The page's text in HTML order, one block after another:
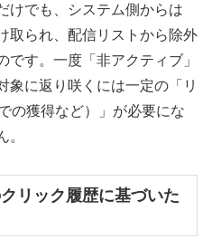
けでも、システム側からは
取られ、配信リストから除外
です。一度「非アクティブ」
象に返り咲くには一定の「リ
の獲得など）」が必要にな
。
リック履歴に基づいた